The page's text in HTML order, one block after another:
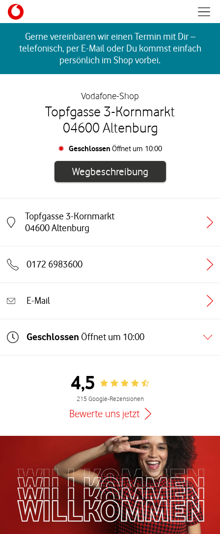
Skip to content
Gerne vereinbaren wir einen Termin mit Dir –
telefonisch, per E-Mail oder Du kommst einfach
persönlich im Shop vorbei.
Vodafone-Shop
Topfgasse 3-Kornmarkt
04600 Altenburg
Geschlossen Öffnet um 10:00
WegbeschreibungLink öffnet in
Topfgasse 3-Kornmarkt
04600Altenburg
Link öffnet in einem neuen Tab
0172 6983600
E-Mail
Geschlossen Öffnet um 10:00
4,5 Rating 4.5
215 Google-Rezensionen
Bewerte uns jetzt